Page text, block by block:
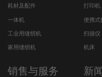
耗材及配件 打印机
一体机 便携式
工业用缝纫机 扫描仪
家用缝纫机 机床
销售与服务 新